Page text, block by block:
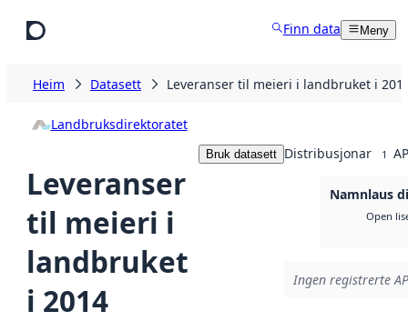
Finn data Meny
Heim Datasett Leveranser til meieri i landbruket i
Landbruksdirektoratet
Leveranser
til meieri i
landbruket
i 2014
Bruk datasett Distribusjonar 1
Namnlaus
Open
Ingen registrerte